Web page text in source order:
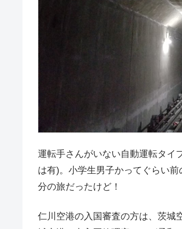
運転手さんがいない自動運転タイ
は有)。小学生男子かってぐらい
分の旅だったけど！
仁川空港の入国審査の方は、茨城